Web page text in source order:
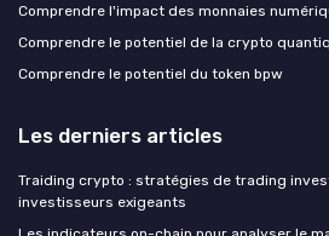
Comprendre l'impact des monnaies
Comprendre le potentiel de la crypto
Comprendre le potentiel du token bpw
Les derniers articles
Traiding crypto : stratégies de trading
investisseurs exigeants